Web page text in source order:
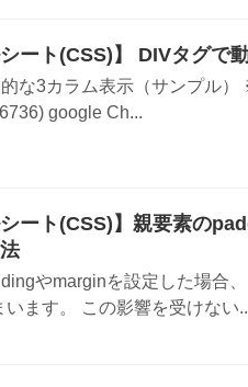
シート(CSS)】 DIVタグで
な3カラム表示（サンプル
google Ch...
シート(CSS)】親要素の
やmarginを設定した場合
います。 この影響を受けない